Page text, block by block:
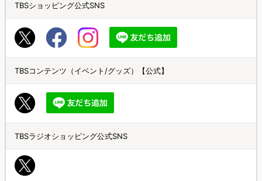
TBSショッピング公式SNS
TBSコンテンツ（イベント/グッズ）【公式】
TBSラジオショッピング公式SNS